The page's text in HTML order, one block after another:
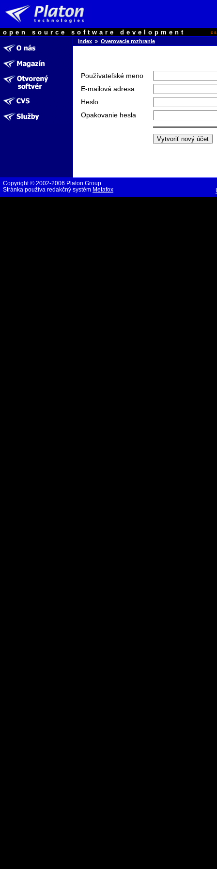
open source software development
Index » Overovacie rozhranie
Používateľské meno
E-mailová adresa
Heslo
Opakovanie hesla
Copyright © 2002-2006 Platon Group
Stránka používa redakčný systém Metafox